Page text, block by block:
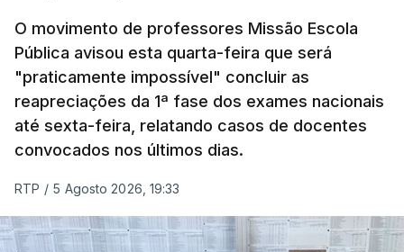
O movimento de professores Missão Escola
Pública avisou esta quarta-feira que será
"praticamente impossível" concluir as
reapreciações da 1ª fase dos exames nacionais
até sexta-feira, relatando casos de docentes
convocados nos últimos dias.
RTP / 5 Agosto 2026, 19:33